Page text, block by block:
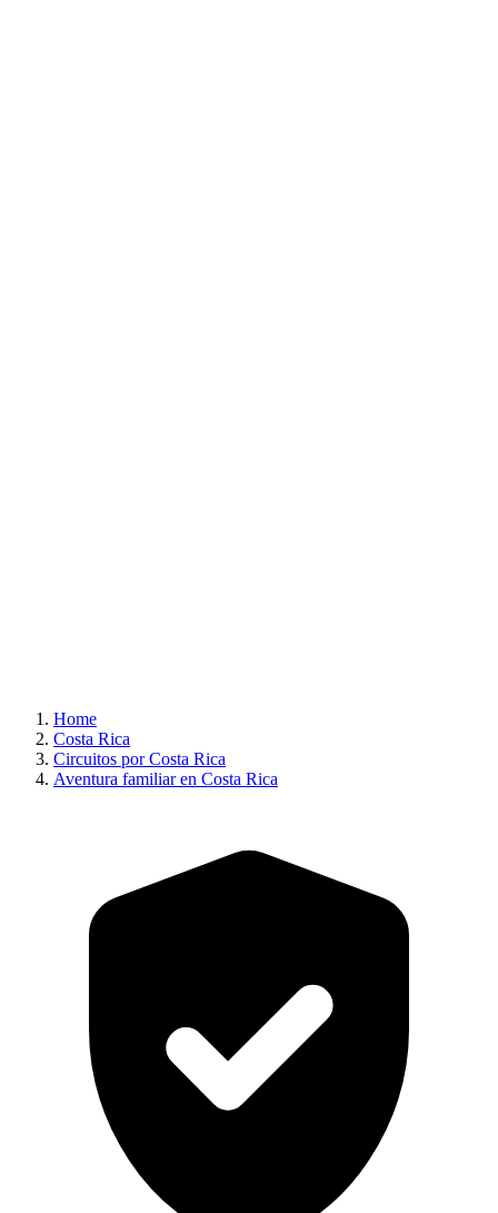
Home
Costa Rica
Circuitos por Costa Rica
Aventura familiar en Costa Rica